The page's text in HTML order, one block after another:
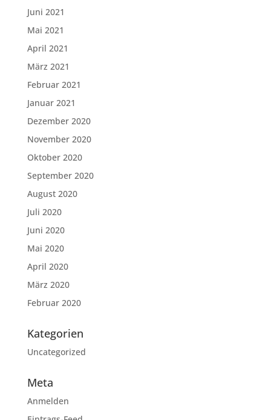
Juni 2021
Mai 2021
April 2021
März 2021
Februar 2021
Januar 2021
Dezember 2020
November 2020
Oktober 2020
September 2020
August 2020
Juli 2020
Juni 2020
Mai 2020
April 2020
März 2020
Februar 2020
Kategorien
Uncategorized
Meta
Anmelden